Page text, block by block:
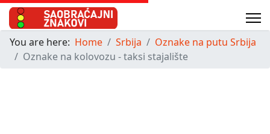
You are here: Home Srbija
Oznake na putu Srbija
Oznake na kolovozu - taksi stajalište